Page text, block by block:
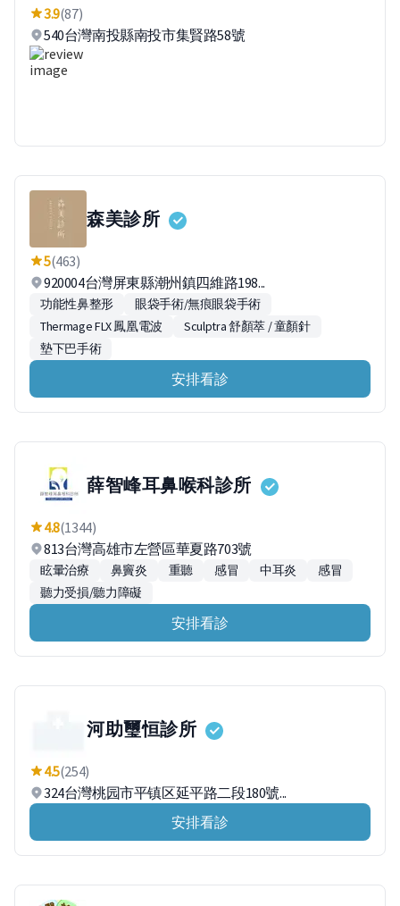
3.9(87)
540台灣南投縣南投市集賢路58號
森美診所
5(463)
920004台灣屏東縣潮州鎮四維路198...
功能性鼻整形
眼袋手術/無痕眼袋手術
Thermage FLX 鳳凰電波
Sculptra 舒顏萃 / 童顏針
墊下巴手術
安排看診
薛智峰耳鼻喉科診所
4.8(1344)
813台灣高雄市左營區華夏路703號
眩暈治療 鼻竇炎 重聽 感冒 中耳炎
感冒
聽力受損/聽力障礙
安排看診
河助璽恒診所
4.5(254)
324台灣桃园市平镇区延平路二段180號...
安排看診